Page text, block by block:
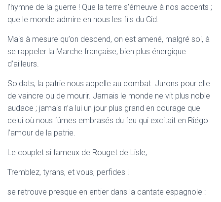
l’hymne de la guerre ! Que la terre s’émeuve à nos accents ;
que le monde admire en nous les fils du Cid.
Mais à mesure qu’on descend, on est amené, malgré soi, à
se rappeler la Marche française, bien plus énergique
d’ailleurs.
Soldats, la patrie nous appelle au combat. Jurons pour elle
de vaincre ou de mourir. Jamais le monde ne vit plus noble
audace ; jamais n’a lui un jour plus grand en courage que
celui où nous fûmes embrasés du feu qui excitait en Riégo
l’amour de la patrie.
Le couplet si fameux de Rouget de Lisle,
Tremblez, tyrans, et vous, perfides !
se retrouve presque en entier dans la cantate espagnole :